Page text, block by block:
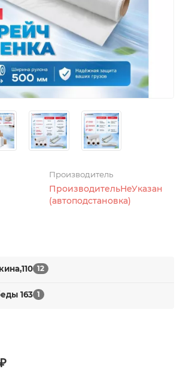
Производитель
ПроизводительНеУказан
(автоподстановка)
12
163 1